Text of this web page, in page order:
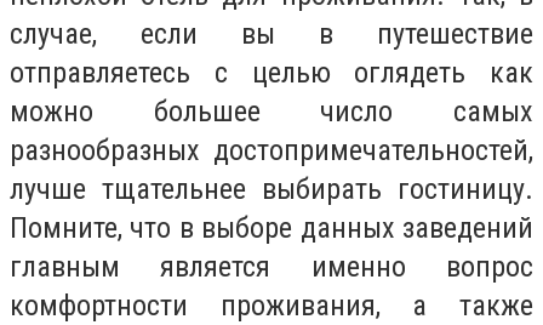
случае, если вы в путешествие
отправляетесь с целью оглядеть как
можно большее число самых
разнообразных достопримечательностей,
лучше тщательнее выбирать гостиницу.
Помните, что в выборе данных заведений
главным является именно вопрос
комфортности проживания, а также